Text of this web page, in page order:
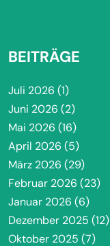
BEITRÄGE
Juli 2026 (1)
Juni 2026 (2)
Mai 2026 (16)
April 2026 (5)
März 2026 (29)
Februar 2026 (23)
Januar 2026 (6)
Dezember 2025 (12)
Oktober 2025 (7)